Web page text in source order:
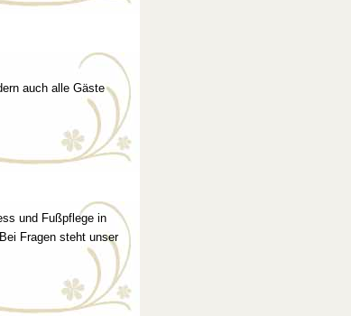
auch alle Gäste
und Fußpflege in
Fragen steht unser